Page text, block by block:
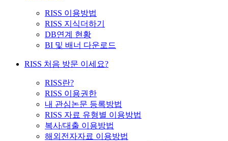
RISS 이용방법
RISS 지식더하기
DB연계 현황
BI 및 배너 다운로드
RISS 처음 방문 이세요?
RISS란?
RISS 이용권한
내 관심논문 등록방법
RISS 자료 유형별 이용방법
복사/대출 이용방법
해외전자자료 이용방법